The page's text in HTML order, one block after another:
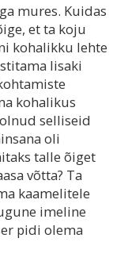
mures. Kuidas
et ta koju
kohalikku lehte
Iisaki
kohalikus
selliseid
oli
talle õiget
võtta? Ta
kaamelitele
imeline
pidi olema